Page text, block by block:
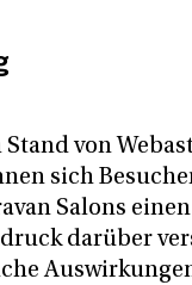
Stand von
sich
Salons einen
darüber